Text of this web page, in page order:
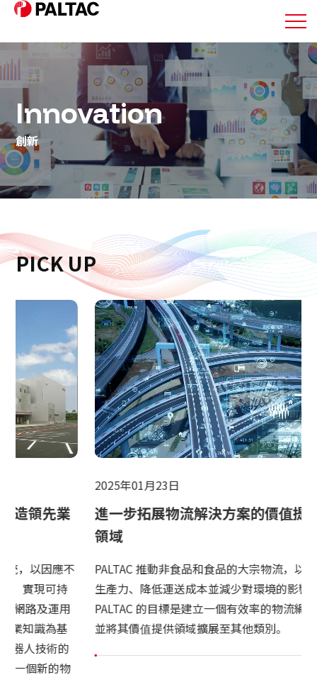
關於我們
我們的業務
我們的業務
企業資訊
企業資訊
投資人關係資訊
永續發展
創新
創新
日本語 ENGLISH 簡体中文 繫体中文
Innovation
創新
PICK UP
2025年01月23日
進一步拓展物流解決方案的價值提供
PALTAC 推動非食品和食品的大宗物流，以提高
生產力、降低運送成本並減少對環境的影響。
PALTAC 的目標是建立一個有效率的物流網路，
並將其價值提供領域擴展至其他類別。
共同榮
PALTAC
獲得了
應用實
少，人